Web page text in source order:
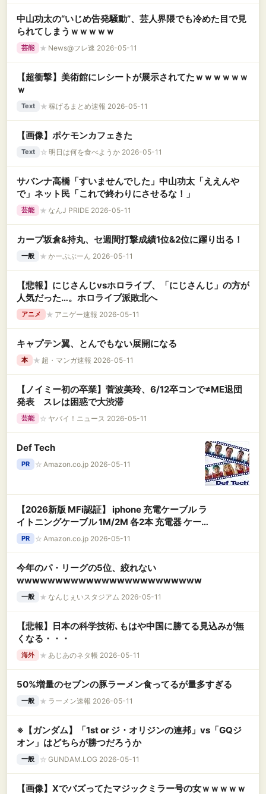
中山功太の“いじめ告発騒動”、芸人界隈でも冷めた目で見
られてしまうｗｗｗｗｗ
芸能 ★ News@フレ速 2026-05-11
【超衝撃】美術館にレシートが展示されてたｗｗｗｗｗｗ
ｗ
Text ★ 稼げるまとめ速報 2026-05-11
【画像】ポケモンカフェきた
Text ☆ 明日は何を食べようか 2026-05-11
サバンナ高橋「すいませんでした」中山功太「ええんや
で」ネット民「これで終わりにさせるな！」
芸能 ★ なんJ PRIDE 2026-05-11
カープ坂倉&持丸、セ週間打撃成績1位&2位に躍り出る！
一般 ★ かーぷぶーん 2026-05-11
【悲報】にじさんじvsホロライブ、「にじさんじ」の方が
人気だった…。ホロライブ派敗北へ
アニメ ★ アニゲー速報 2026-05-11
キャプテン翼、とんでもない展開になる
本 ★ 超・マンガ速報 2026-05-11
【ノイミー初の卒業】菅波美玲、6/12卒コンで≠ME退団
発表 スレは困惑で大渋滞
芸能 ☆ ヤバイ！ニュース 2026-05-11
Def Tech
PR ☆ Amazon.co.jp 2026-05-11
【2026新版 MFi認証】 iphone 充電ケーブル ラ
イトニングケーブル 1M/2M 各2本 充電器 ケーブ
ル 高速データ転送 lightning ナイロン編み 最大
2.4A急速充電 断線防止 超高耐久iPhone14/14
対応
PR ☆ Amazon.co.jp 2026-05-11
今年のパ・リーグの5位、絞れない
wwwwwwwwwwwwwwwwwwwwwwww
一般 ★ なんじぇいスタジアム 2026-05-11
【悲報】日本の科学技術､もはや中国に勝てる見込みが無
くなる・・・
海外 ★ あじあのネタ帳 2026-05-11
50%増量のセブンの豚ラーメン食ってるが量多すぎる
一般 ★ ラーメン速報 2026-05-11
※【ガンダム】「1st or ジ・オリジンの連邦」vs「GQジ
オン」はどちらが勝つだろうか
一般 ☆ GUNDAM.LOG 2026-05-11
【画像】Xでバズってたマジックミラー号の女ｗｗｗｗｗ